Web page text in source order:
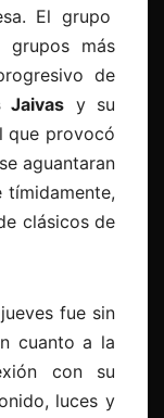
El grupo
más
de
Jaivas y su
que provocó
aguantaran
tímidamente,
clásicos de
fue sin
cuanto a la
con su
luces y